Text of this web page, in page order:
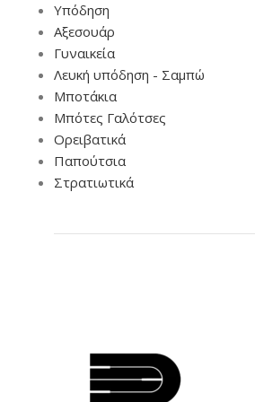
Υπόδηση
Αξεσουάρ
Γυναικεία
Λευκή υπόδηση - Σαμπώ
Μποτάκια
Μπότες Γαλότσες
Ορειβατικά
Παπούτσια
Στρατιωτικά